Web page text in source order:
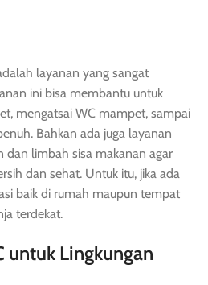
layanan yang sangat
ini bisa membantu untuk
mengatsai WC mampet, sampai
Bahkan ada juga layanan
dan limbah sisa makanan agar
dan sehat. Untuk itu, jika ada
baik di rumah maupun tempat
terdekat.
untuk Lingkungan